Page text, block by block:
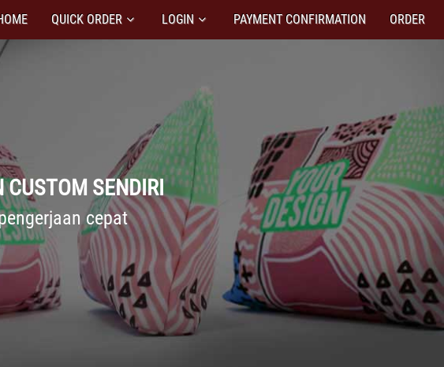
QUICK ORDER LOGIN PAYMENT CONFIRMATION ORDER
CUSTOM SENDIRI
cepat